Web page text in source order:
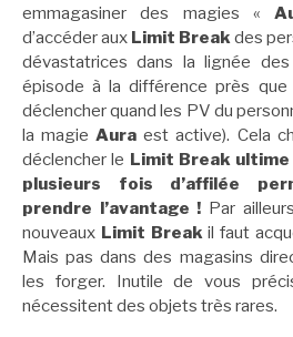
emmagasiner des magies «
d’accéder aux Limit Break des
dévastatrices dans la lignée des
épisode à la différence près
déclencher quand les PV du
la magieAuraest active). Cela
déclencher le Limit Break
plusieurs fois d’affilée
prendre l’avantage ! Par
nouveaux Limit Breakil faut
Mais pas dans des magasins
les forger. Inutile de vous
nécessitent des objets très rares.